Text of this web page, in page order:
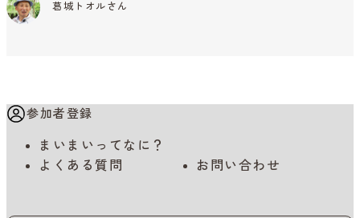
葛城トオルさん
参加者登録
まいまいってなに？
よくある質問
お問い合わせ